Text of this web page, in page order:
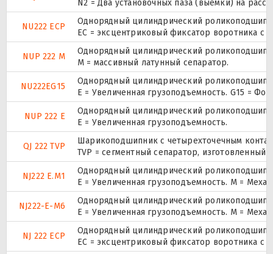
N2 = Два установочных паза (выемки) на
NU222 ECP
Однорядный цилиндрический
ЕС = эксцентриковый фиксатор воротника с
NUP 222 M
Однорядный цилиндрический
M = массивный латунный сепаратор.
NU222EG15
Однорядный цилиндрический
E = Увеличенная грузоподъемность. G15 =
NUP 222 E
Однорядный цилиндрический
Е = Увеличенная грузоподъемность.
QJ 222 TVP
Шарикоподшипник с четырехточечным
TVP = сегментный сепаратор,
NJ222 E.M1
Однорядный цилиндрический
E = Увеличенная грузоподъемность. М =
NJ222-E-M6
Однорядный цилиндрический
E = Увеличенная грузоподъемность. М =
NJ 222 ECP
Однорядный цилиндрический
ЕС = эксцентриковый фиксатор воротника с